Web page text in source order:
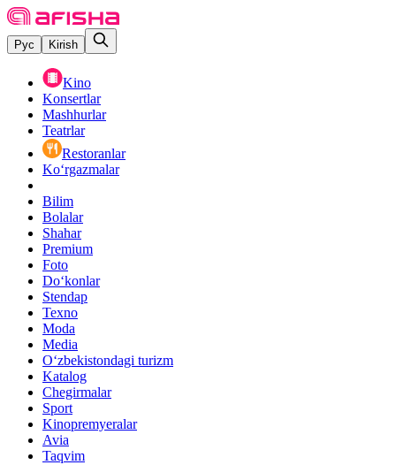
Рус Kirish
Kino
Konsertlar
Mashhurlar
Teatrlar
Restoranlar
Ko‘rgazmalar
Bilim
Bolalar
Shahar
Premium
Foto
Do‘konlar
Stendap
Texno
Moda
Media
O‘zbekistondagi turizm
Katalog
Chegirmalar
Sport
Kinopremyeralar
Avia
Taqvim